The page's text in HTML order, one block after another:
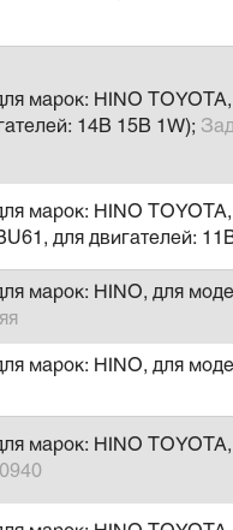
марок: HINO
14B 15B 1W);
марок: HINO
для двигателей:
марок: HINO, для
марок: HINO, для
марок: HINO